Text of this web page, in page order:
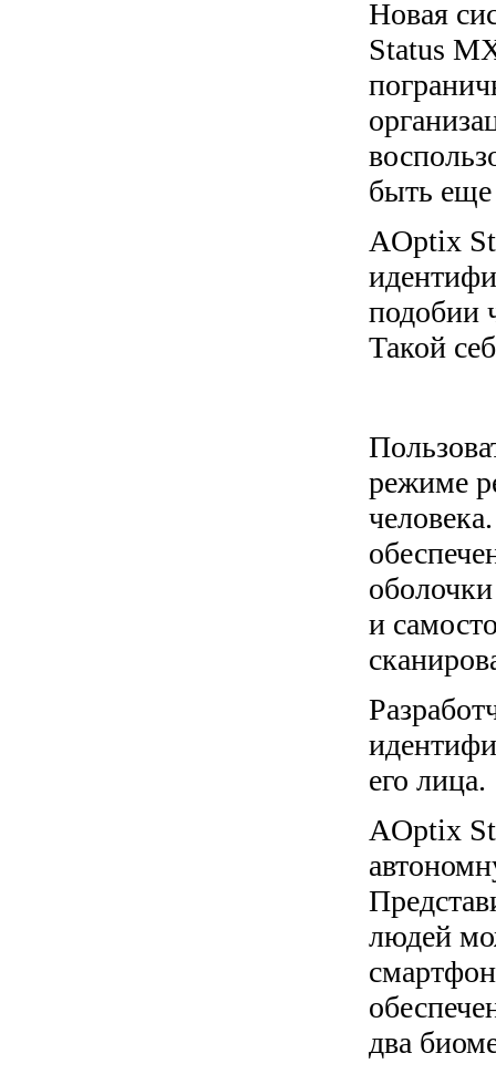
Новая
Status
быть
AOptix
подобии
Такой
режиме
и
его лица.
AOptix
людей
два